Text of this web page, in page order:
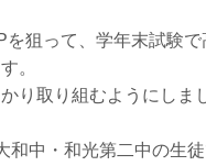
狙って、学年末試験で
。
り取り組むようにしま
和中・和光第二中の生